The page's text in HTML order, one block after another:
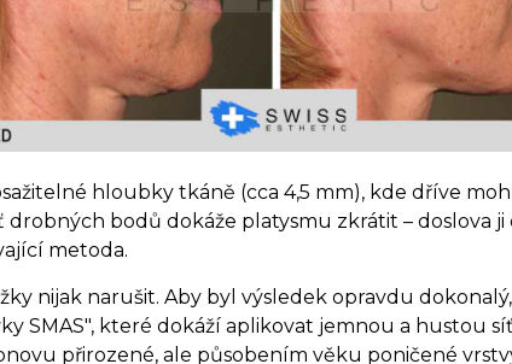
hloubky tkáně (cca 4,5 mm), kde dříve
bodů dokáže platysmu zkrátit – doslova ji
metoda.
nijak narušit. Aby byl výsledek opravdu
SMAS", které dokáží aplikovat jemnou a hustou síť
přirozené, ale působením věku poničené